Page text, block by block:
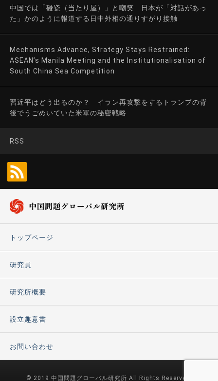
中国では「碰瓷（当たり屋）」と嘲笑 日本が「対話があっ
た」かのように報道する日中外相の通りすがり接触
Mechanisms Advance, Strategy Stays Restrained:
ASEAN’s Manila Meeting and the Institutionalisation of
South China Sea Competition
習近平はどう出るのか？ イラン再攻撃をするトランプの背
後でうごめいていた米軍の秘密戦略
RSS
トップページ
研究員
研究所概要
設立趣意書
お問い合わせ
© 2019 中国問題グローバル研究所 All Rights Reserved.